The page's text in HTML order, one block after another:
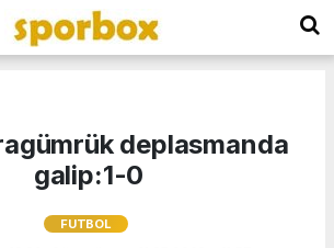
deplasmanda
galip:1-0
FUTBOL